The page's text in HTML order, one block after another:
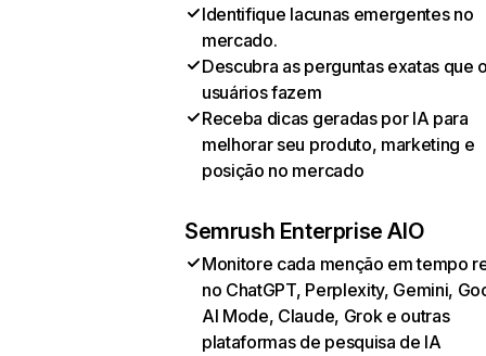
Identifique lacunas emergentes no
mercado.
Descubra as perguntas exatas que
usuários fazem
Receba dicas geradas por IA para
melhorar seu produto, marketing e
posição no mercado
Semrush Enterprise AIO
Monitore cada menção em tempo
no ChatGPT, Perplexity, Gemini,
AI Mode, Claude, Grok e outras
plataformas de pesquisa de IA